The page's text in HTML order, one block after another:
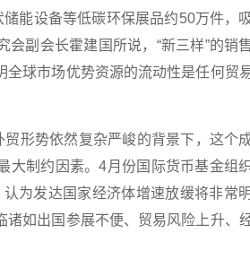
能设备等低碳环保展品约50万件，
副会长霍建国所说，“新三样”的销
球市场优势资源的流动性是任何贸
形势依然复杂严峻的背景下，这个
大制约因素。4月份国际货币基金组
为发达国家经济体增速放缓将非常
如出国参展不便、贸易风险上升、